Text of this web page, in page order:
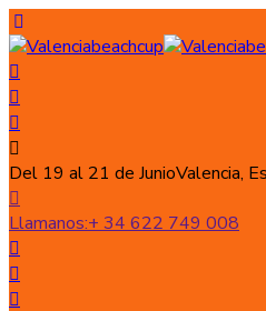
Del 19 al 21 de JunioValencia,
Llamanos:+ 34 622 749 008